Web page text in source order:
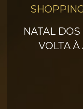
NATAL
VOLTA